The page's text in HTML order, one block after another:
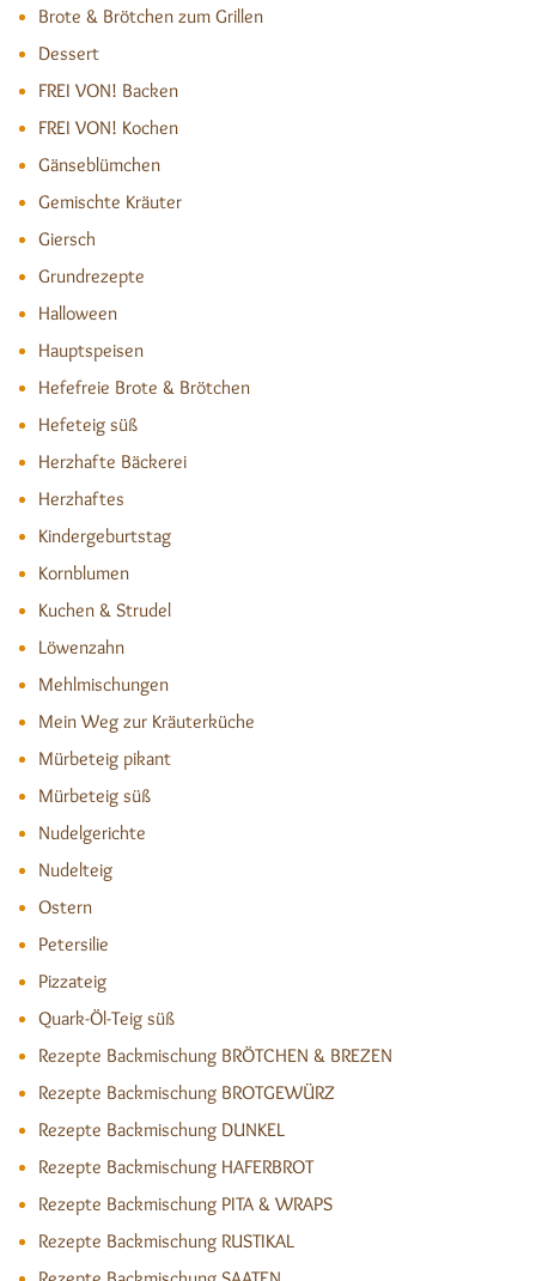
Brote & Brötchen zum Grillen
Dessert
FREI VON! Backen
FREI VON! Kochen
Gänseblümchen
Gemischte Kräuter
Giersch
Grundrezepte
Halloween
Hauptspeisen
Hefefreie Brote & Brötchen
Hefeteig süß
Herzhafte Bäckerei
Herzhaftes
Kindergeburtstag
Kornblumen
Kuchen & Strudel
Löwenzahn
Mehlmischungen
Mein Weg zur Kräuterküche
Mürbeteig pikant
Mürbeteig süß
Nudelgerichte
Nudelteig
Ostern
Petersilie
Pizzateig
Quark-Öl-Teig süß
Rezepte Backmischung BRÖTCHEN & BREZEN
Rezepte Backmischung BROTGEWÜRZ
Rezepte Backmischung DUNKEL
Rezepte Backmischung HAFERBROT
Rezepte Backmischung PITA & WRAPS
Rezepte Backmischung RUSTIKAL